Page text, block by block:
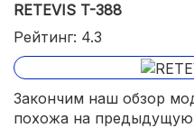
RETEVIS T-388
Рейтинг: 4.3
Закончим наш обзор
похожа на предыдущую